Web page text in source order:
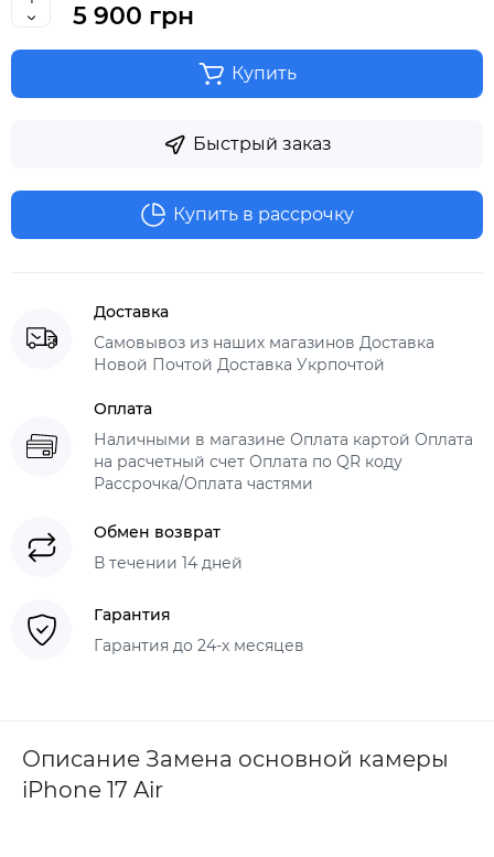
5 900 грн
Купить
Быстрый заказ
Купить в рассрочку
Доставка
Самовывоз из наших магазинов Доставка
Новой Почтой Доставка Укрпочтой
Оплата
Наличными в магазине Оплата картой Оплата
на расчетный счет Оплата по QR коду
Рассрочка/Оплата частями
Обмен возврат
В течении 14 дней
Гарантия
Гарантия до 24-х месяцев
Описание Замена основной камеры
iPhone 17 Air